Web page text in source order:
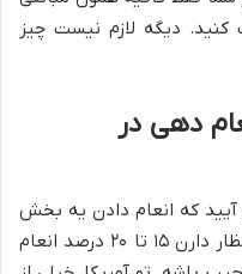
دیگه لازم نیست چیز
دهی در
آیید که انعام دادن یه بخش
بزرگ و اجباری از فرهنگشونه (مثلاً انتظار دارن ۱۵ تا ۲۰ درصد انعام